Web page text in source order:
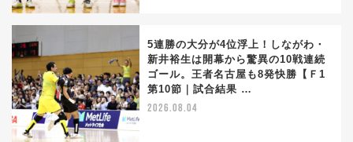
5連勝の大分が4位浮上！しながわ・
新井裕生は開幕から驚異の10戦連続
ゴール。王者名古屋も8発快勝【Ｆ1
第10節｜試合結果 …
2026.08.04